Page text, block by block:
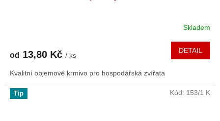
Skladem
od 13,80 Kč / ks
DETAIL
Kvalitní objemové krmivo pro hospodářská zvířata
Tip Kód: 153/1 K